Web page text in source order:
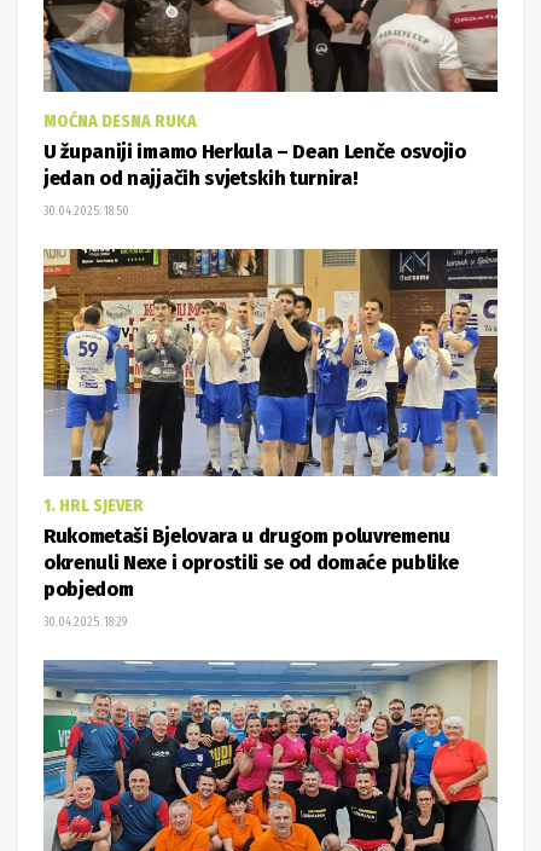
MOĆNA DESNA RUKA
U županiji imamo Herkula – Dean Lenče osvojio
jedan od najjačih svjetskih turnira!
30.04.2025. 18:50
1. HRL SJEVER
Rukometaši Bjelovara u drugom poluvremenu
okrenuli Nexe i oprostili se od domaće publike
pobjedom
30.04.2025. 18:29